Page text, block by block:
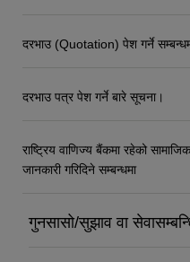
दरभाउ (Quotation) पेश गर्ने
दरभाउ पत्र पेश गर्ने बारे सूचना।
राष्ट्रिय वाणिज्य बैंकमा रहेको
जानकारी गरिदिने सम्बन्धमा
गुनसासो/सुझाव वा